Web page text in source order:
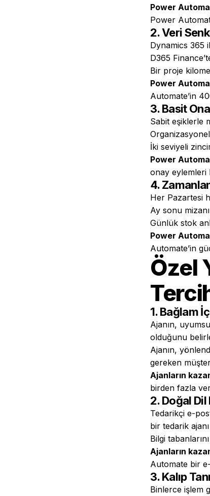
Power
Power
2. Veri
Dynamics 365
D365
Bir proje
Power
Automate’in
3. Basit
Sabit eşiklerle
İki seviyeli
Power
onay eylemleri
4.
Her Pazartesi
Ay sonu
Günlük stok
Power
Automate’in
Özel
1. Bağlam
Ajanın,
olduğunu
Ajanın,
gereken
Ajanların
birden fazla
2. Doğal
Tedarikçi e-
bir tedarik ajanı
Bilgi
Ajanların
Automate bir
3. Kalıp
Binlerce işlem